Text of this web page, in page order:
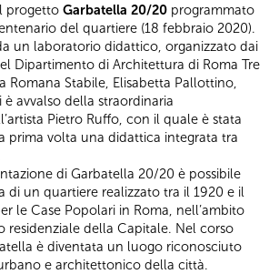
progetto Garbatella 20/20 programmato
del quartiere (18 febbraio 2020).
un laboratorio didattico, organizzato dai
Dipartimento di Architettura di Roma Tre
Romana Stabile, Elisabetta Pallottino,
è avvalso della straordinaria
Pietro Ruffo, con il quale è stata
prima volta una didattica integrata tra
di Garbatella 20/20 è possibile
di un quartiere realizzato tra il 1920 e il
le Case Popolari in Roma, nell’ambito
residenziale della Capitale. Nel corso
è diventata un luogo riconosciuto
e architettonico della città.